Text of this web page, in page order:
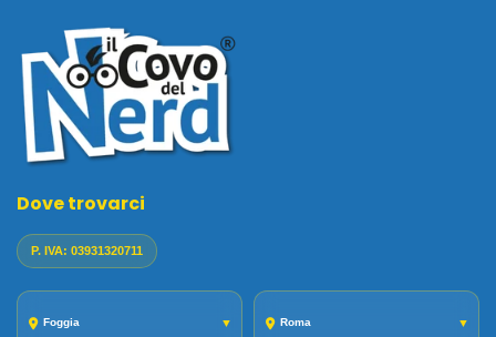
Dove trovarci
P. IVA: 03931320711
Foggia ▼ Roma ▼